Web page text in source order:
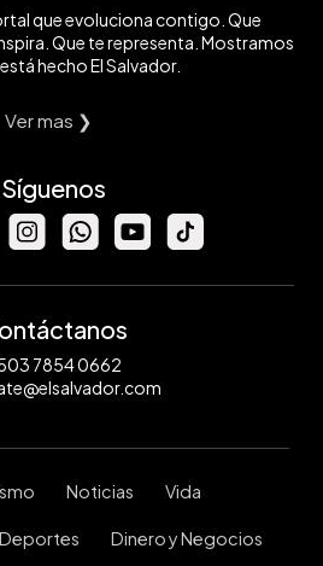
que evoluciona contigo. Que
Que te representa. Mostramos
hecho El Salvador.
Ver mas ❯
Síguenos
7854 0662
Noticias Vida
Deportes Dinero y Negocios